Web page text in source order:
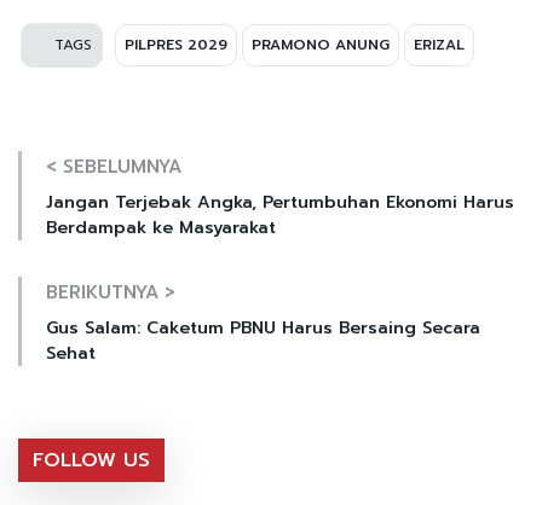
TAGS PILPRES 2029 PRAMONO ANUNG ERIZAL
< SEBELUMNYA
Jangan Terjebak Angka, Pertumbuhan Ekonomi Harus
Berdampak ke Masyarakat
BERIKUTNYA >
Gus Salam: Caketum PBNU Harus Bersaing Secara
Sehat
FOLLOW US